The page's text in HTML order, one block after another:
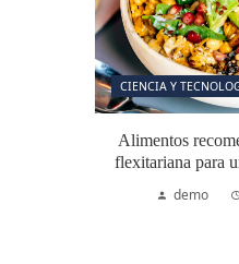
CIENCIA Y
Alimentos
flexitariana para
demo